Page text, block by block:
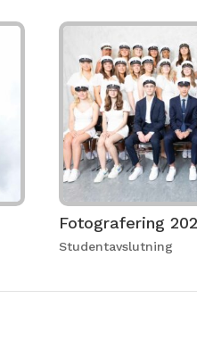
Fotografering
Studentavslutning